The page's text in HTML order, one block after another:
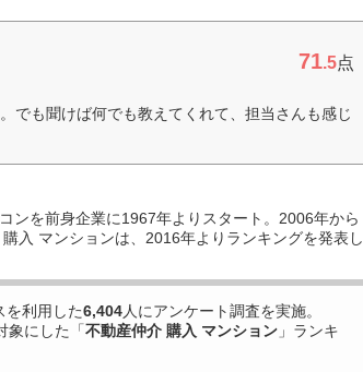
71.5点
でも聞けば何でも教えてくれて、担当さんも感じ
ンを前身企業に1967年よりスタート。2006年から
入 マンションは、2016年よりランキングを発表し
を利用した6,404人にアンケート調査を実施。
象にした「不動産仲介 購入 マンション 」ランキ